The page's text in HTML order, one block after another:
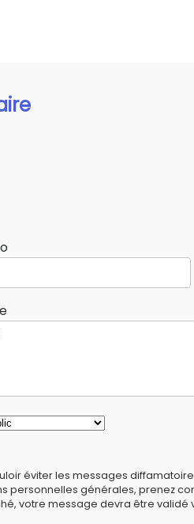
éviter les messages
personnelles générales, prenez
votre message devra être validé